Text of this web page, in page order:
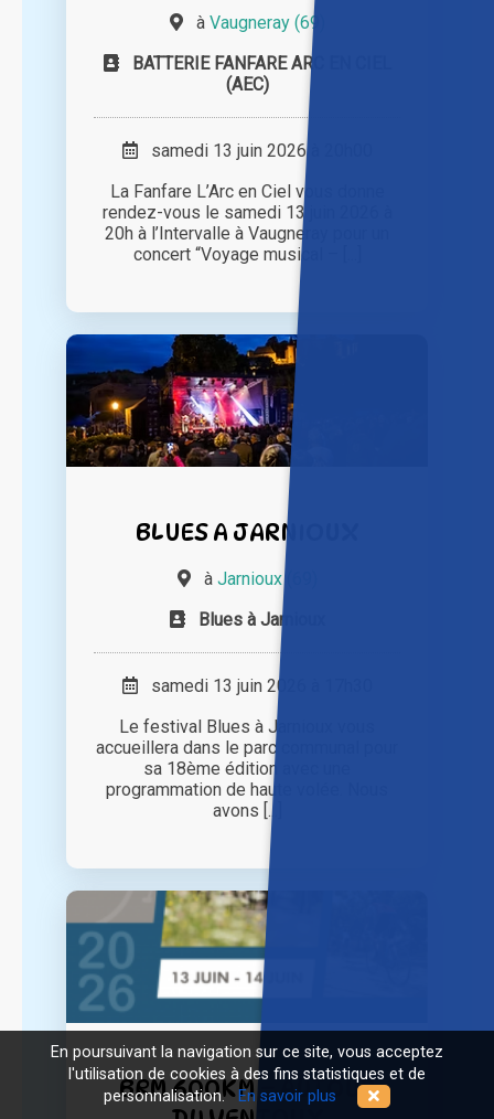
à Vaugneray (69)
BATTERIE FANFARE ARC EN CIEL
(AEC)
samedi 13 juin 2026 à 20h00
La Fanfare L’Arc en Ciel vous donne
rendez-vous le samedi 13 juin 2026 à
20h à l’Intervalle à Vaugneray pour un
concert “Voyage musical – [...]
BLUES A JARNIOUX
à Jarnioux (69)
Blues à Jarnioux
samedi 13 juin 2026 à 17h30
Le festival Blues à Jarnioux vous
accueillera dans le parc communal pour
sa 18ème édition avec une
programmation de haute volée. Nous
avons [...]
BRM 600KM – AUTOUR
En poursuivant la navigation sur ce site, vous acceptez
l'utilisation de cookies à des fins statistiques et de
personnalisation. En savoir plus